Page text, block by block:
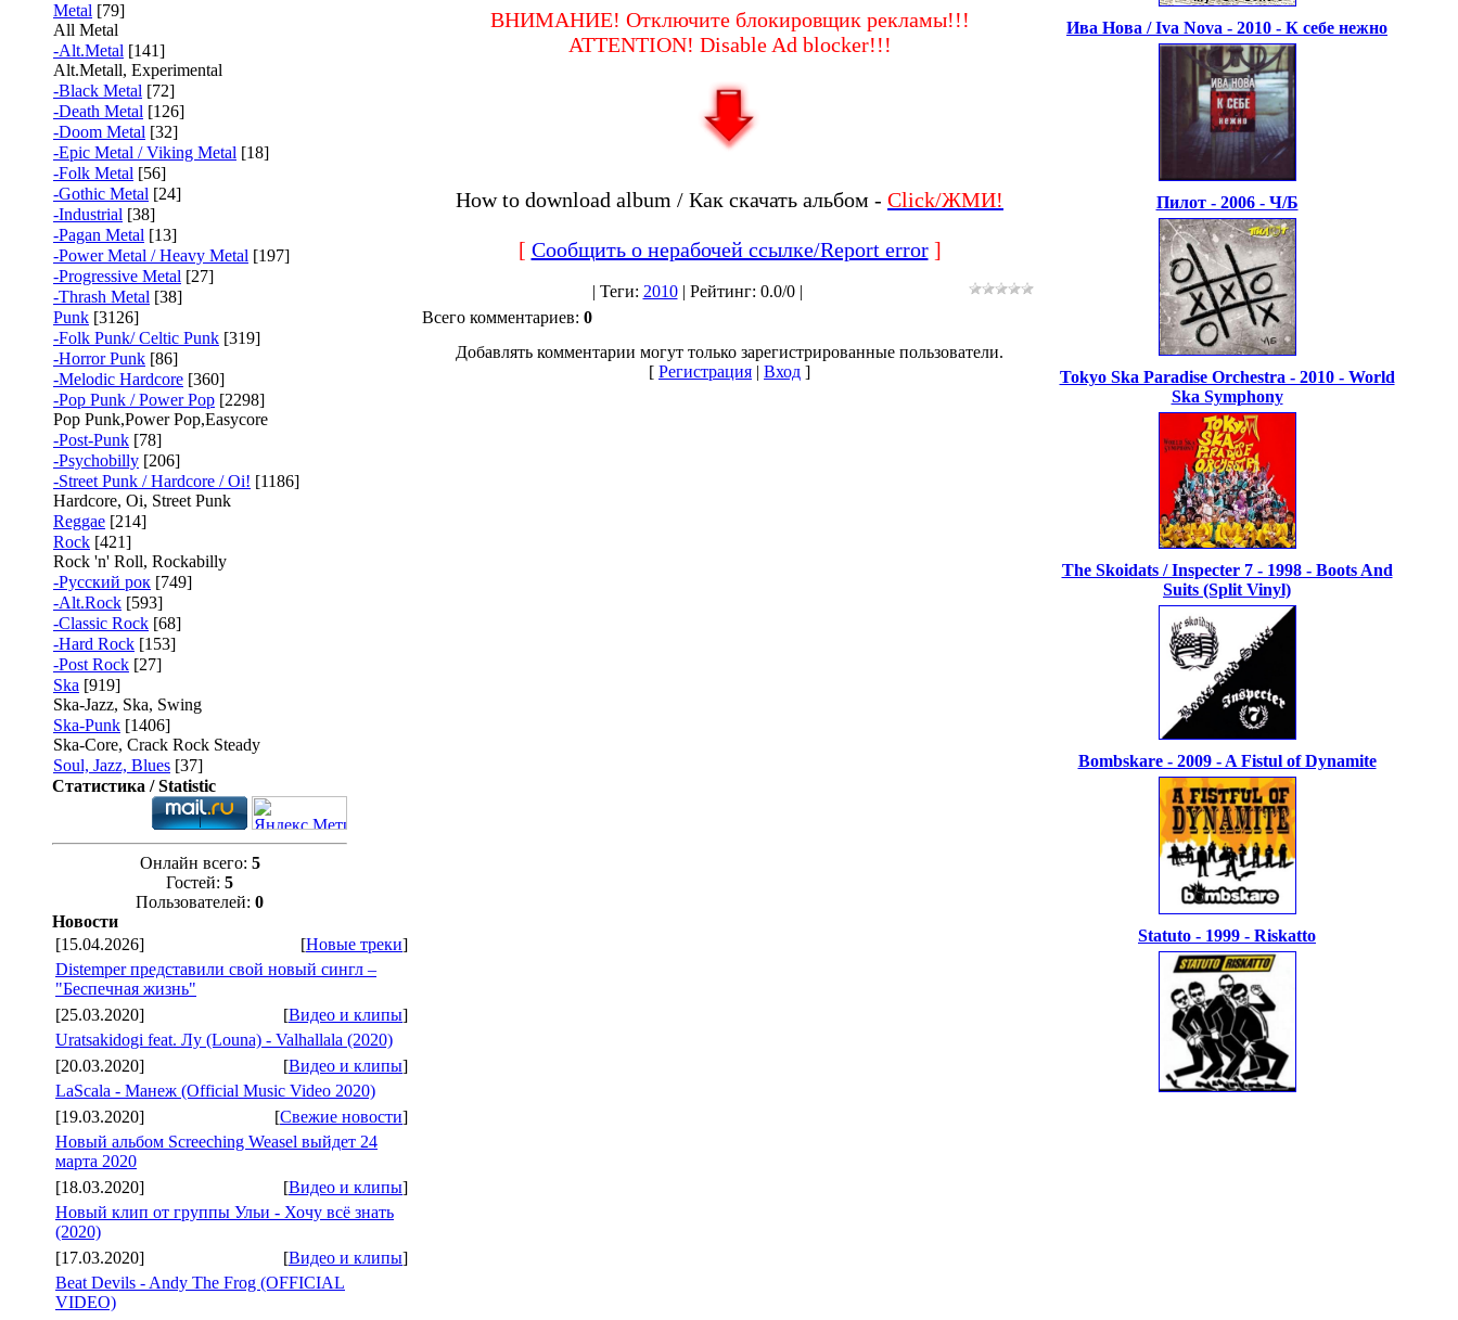
Metal [79]
All Metal
-Alt.Metal [141]
Alt.Metall, Experimental
-Black Metal [72]
-Death Metal [126]
-Doom Metal [32]
-Epic Metal / Viking Metal [18]
-Folk Metal [56]
-Gothic Metal [24]
-Industrial [38]
-Pagan Metal [13]
-Power Metal / Heavy Metal [197]
-Progressive Metal [27]
-Thrash Metal [38]
Punk [3126]
-Folk Punk/ Celtic Punk [319]
-Horror Punk [86]
-Melodic Hardcore [360]
-Pop Punk / Power Pop [2298]
Pop Punk,Power Pop,Easycore
-Post-Punk [78]
-Psychobilly [206]
-Street Punk / Hardcore / Oi! [1186]
Hardcore, Oi, Street Punk
Reggae [214]
Rock [421]
Rock 'n' Roll, Rockabilly
-Русский рок [749]
-Alt.Rock [593]
-Classic Rock [68]
-Hard Rock [153]
-Post Rock [27]
Ska [919]
Ska-Jazz, Ska, Swing
Ska-Punk [1406]
Ska-Core, Crack Rock Steady
Soul, Jazz, Blues [37]
Статистика / Statistic
Онлайн всего: 5
Гостей: 5
Пользователей: 0
Новости
[15.04.2026]
[Новые треки]
Distemper представили свой новый сингл –
"Беспечная жизнь"
[25.03.2020]
[Видео и клипы]
Uratsakidogi feat. Лу (Louna) - Valhallala (2020)
[20.03.2020]
[Видео и клипы]
LaScala - Манеж (Official Music Video 2020)
[19.03.2020]
[Свежие новости]
Новый альбом Screeching Weasel выйдет 24
марта 2020
[18.03.2020]
[Видео и клипы]
Новый клип от группы Ульи - Хочу всё знать
(2020)
[17.03.2020]
[Видео и клипы]
Beat Devils - Andy The Frog (OFFICIAL
VIDEO)
ВНИМАНИЕ! Отключите блокировщик рекламы!!!
ATTENTION! Disable Ad blocker!!!
How to download album / Как скачать альбом - Click/ЖМИ!
[ Сообщить о нерабочей ссылке/Report error]
| Теги: 2010| Рейтинг: 0.0/0 |
Всего комментариев: 0
Добавлять комментарии могут только зарегистрированные пользователи.
[ Регистрация | Вход ]
Ива Нова / Iva Nova - 2010 - К себе нежно
Пилот - 2006 - Ч/Б
Tokyo Ska Paradise Orchestra - 2010 - World
Ska Symphony
The Skoidats / Inspecter 7 - 1998 - Boots And
Suits (Split Vinyl)
Bombskare - 2009 - A Fistul of Dynamite
Statuto - 1999 - Riskatto